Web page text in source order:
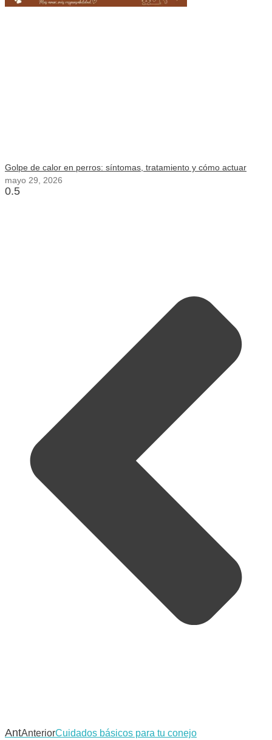
Golpe de calor en perros: síntomas, tratamiento y cómo actuar
mayo 29, 2026
AntAnteriorCuidados básicos para tu conejo